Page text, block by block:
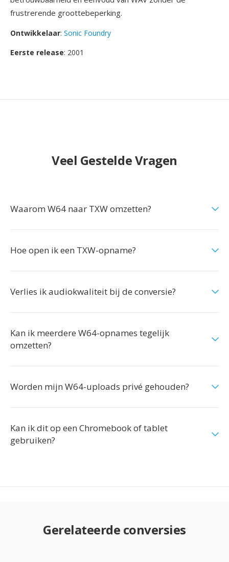
frustrerende groottebeperking.
Ontwikkelaar: Sonic Foundry
Eerste release: 2001
Veel Gestelde Vragen
Waarom W64 naar TXW omzetten?
Hoe open ik een TXW-opname?
Verlies ik audiokwaliteit bij de conversie?
Kan ik meerdere W64-opnames tegelijk
omzetten?
Worden mijn W64-uploads privé gehouden?
Kan ik dit op een Chromebook of tablet
gebruiken?
Gerelateerde conversies